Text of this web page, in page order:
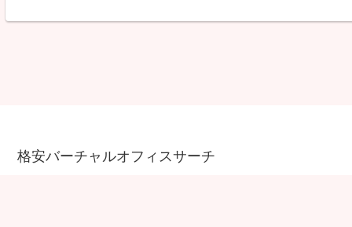
格安バーチャルオフィスサーチ